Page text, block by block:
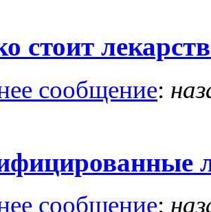
стоит
сообщение:
сообщение: